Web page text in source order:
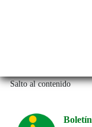
Salto al contenido
Boletín